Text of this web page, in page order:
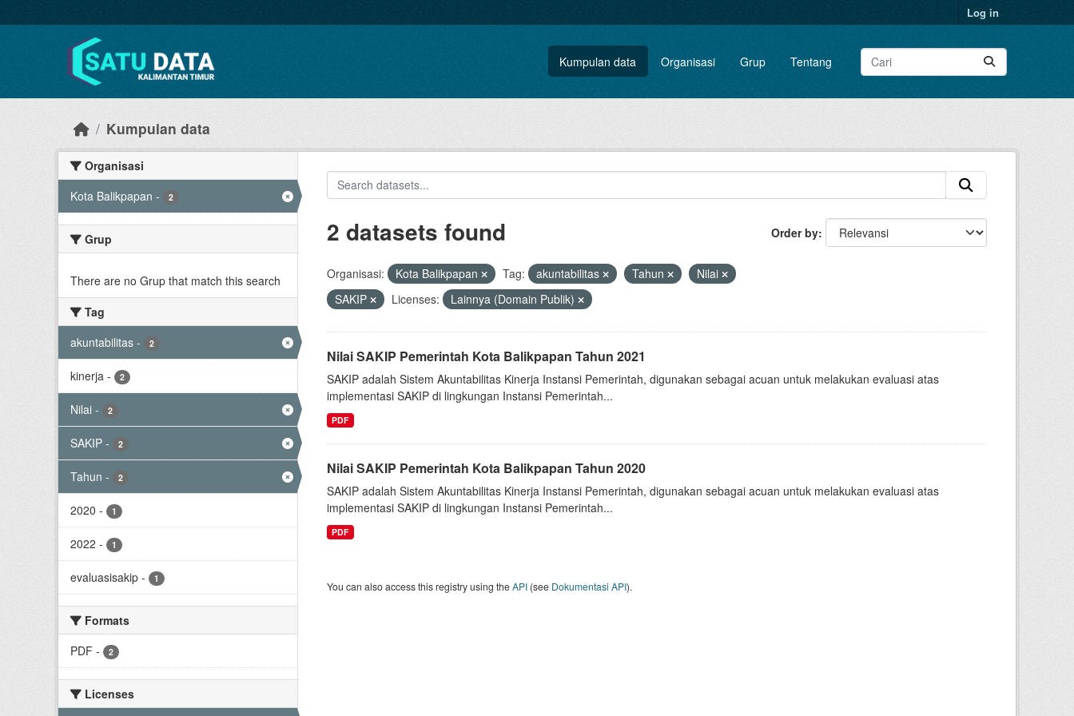
Log in
Kumpulan data Organisasi Grup Tentang
Kumpulan data
Organisasi
Kota Balikpapan - 2
Grup
There are no Grup that match this search
Tag
akuntabilitas - 2
kinerja - 2
Nilai - 2
SAKIP - 2
Tahun - 2
2020 - 1
2022 - 1
evaluasisakip - 1
Formats
PDF - 2
Licenses
Order by
2 datasets found
Organisasi: Kota Balikpapan Tag: akuntabilitas Tahun
Nilai
SAKIP
Licenses: Lainnya (Domain Publik)
Nilai SAKIP Pemerintah Kota Balikpapan Tahun 2021
SAKIP adalah Sistem Akuntabilitas Kinerja Instansi Pemerintah, digunakan sebagai acuan untuk melakukan evaluasi atas
implementasi SAKIP di lingkungan Instansi Pemerintah...
PDF
Nilai SAKIP Pemerintah Kota Balikpapan Tahun 2020
SAKIP adalah Sistem Akuntabilitas Kinerja Instansi Pemerintah, digunakan sebagai acuan untuk melakukan evaluasi atas
implementasi SAKIP di lingkungan Instansi Pemerintah...
PDF
You can also access this registry using theAPI(see Dokumentasi API).